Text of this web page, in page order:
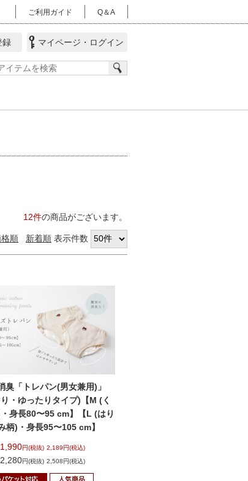
Q＆A
ご利用ガイド
マイページ・ログイン
12件の商品がございます。
順 新着順 表示件数
臭「トレパン(男女兼用)」
・ゆったりタイプ) 【M (く
身長80〜95 cm】
【L (はり
柄)・身長95〜105 cm】
円(税抜) 2,189円(税込)
円(税抜) 2,508円(税込)